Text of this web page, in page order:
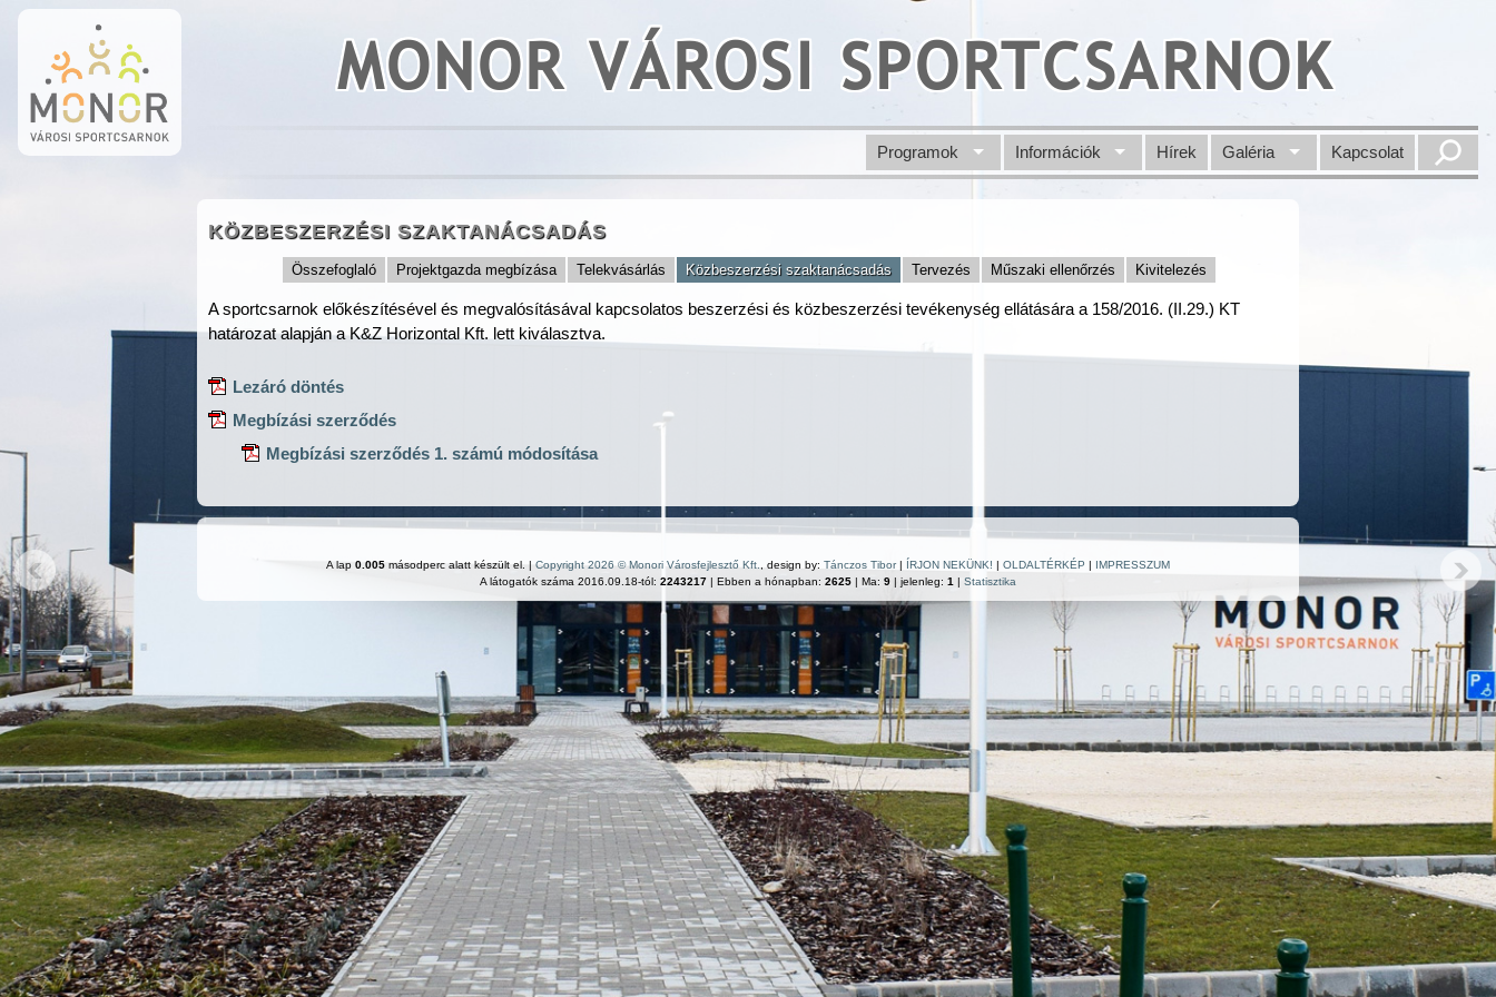
MONOR VÁROSI SPORTCSARNOK
Programok Információk Hírek Galéria Kapcsolat
KÖZBESZERZÉSI SZAKTANÁCSADÁS
Összefoglaló Projektgazda megbízása Telekvásárlás Közbeszerzési szaktanácsadás Tervezés Műszaki ellenőrzés Kivitelezés
A sportcsarnok előkészítésével és megvalósításával kapcsolatos beszerzési és közbeszerzési tevékenység ellátására a 158/2016. (II.29.) KT
határozat alapján a K&Z Horizontal Kft. lett kiválasztva.
Lezáró döntés
Megbízási szerződés
Megbízási szerződés 1. számú módosítása
A lap 0.005 másodperc alatt készült el. | Copyright 2026 © Monori Városfejlesztő Kft. , design by: Tánczos Tibor| ÍRJON NEKÜNK! | OLDALTÉRKÉP | IMPRESSZUM
A látogatók száma 2016.09.18-tól: 2243217 | Ebben a hónapban: 2625 | Ma: 9 | jelenleg: 1 | Statisztika